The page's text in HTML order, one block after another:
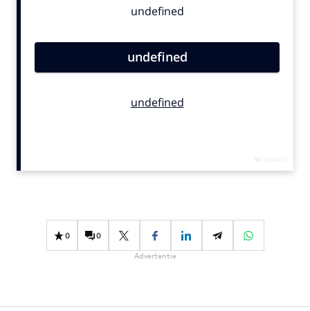
Contentmarketing
Effectiviteit
Gedragsverandering
Martech
0 0
Advertentie